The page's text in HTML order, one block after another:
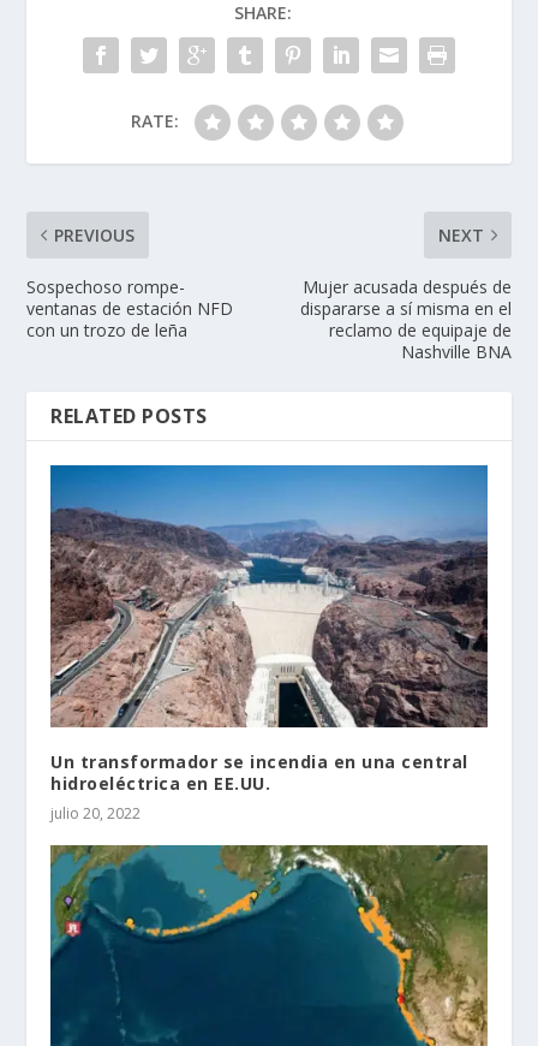
SHARE:
RATE:
PREVIOUS
Sospechoso rompe-
ventanas de estación NFD
con un trozo de leña
NEXT
Mujer acusada después de
dispararse a sí misma en el
reclamo de equipaje de
Nashville BNA
RELATED POSTS
Un transformador se incendia en una central
hidroeléctrica en EE.UU.
julio 20, 2022